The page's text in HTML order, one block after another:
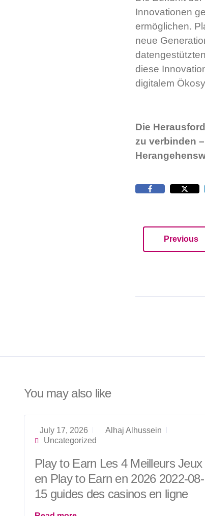
Innovationen
ermöglichen.
neue
diese
digitalem
Die
zu verbinden
Previous
You may also like
July 17, 2026
Alhaj Alhussein
Uncategorized
Play to Earn Les 4 Meilleurs Jeux
en Play to Earn en 2026 2022-08-
15 guides des casinos en ligne